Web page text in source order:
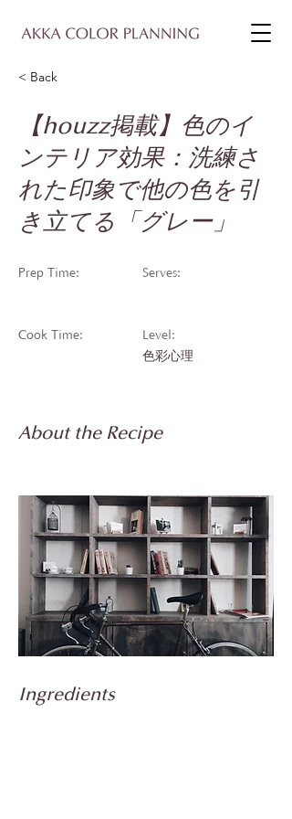
< Back
【houzz掲載】色のイ
ンテリア効果：洗練さ
れた印象で他の色を引
き立てる「グレー」
Prep Time:
Cook Time:
Serves:
Level:
色彩心理
About the Recipe
Ingredients